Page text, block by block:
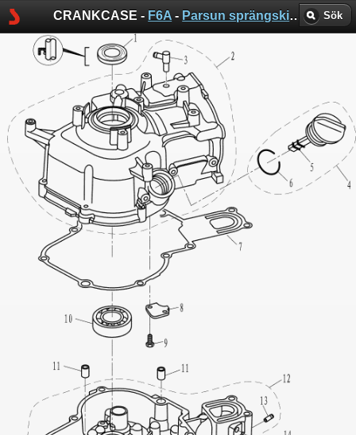
CRANKCASE - F6A - Parsun sprängskisser Sök